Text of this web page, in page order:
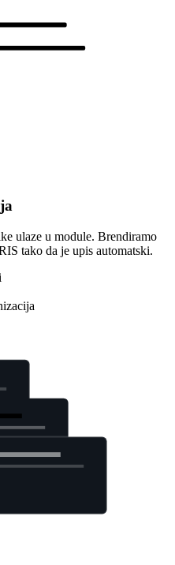
ulaze u module. Brendiramo
tako da je upis automatski.